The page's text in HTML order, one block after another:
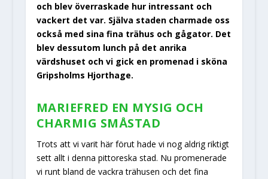
och blev överraskade hur intressant och
vackert det var. Själva staden charmade oss
också med sina fina trähus och gågator. Det
blev dessutom lunch på det anrika
värdshuset och vi gick en promenad i sköna
Gripsholms Hjorthage.
MARIEFRED EN MYSIG OCH
CHARMIG SMÅSTAD
Trots att vi varit här förut hade vi nog aldrig riktigt
sett allt i denna pittoreska stad. Nu promenerade
vi runt bland de vackra trähusen och det fina